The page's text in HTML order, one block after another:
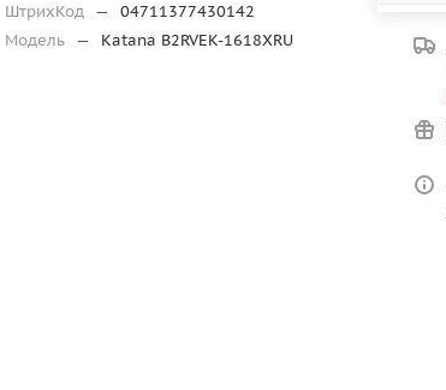
ШтрихКод —
04711377430142
Модель — Katana B2RVEK-1618XRU